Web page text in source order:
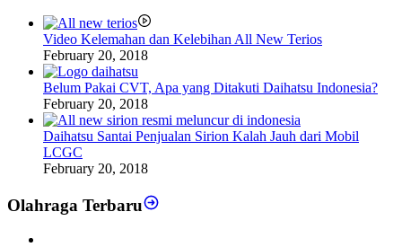
Video Kelemahan dan Kelebihan All New Terios
February 20, 2018
Belum Pakai CVT, Apa yang Ditakuti Daihatsu Indonesia?
February 20, 2018
Daihatsu Santai Penjualan Sirion Kalah Jauh dari Mobil
LCGC
February 20, 2018
Olahraga Terbaru